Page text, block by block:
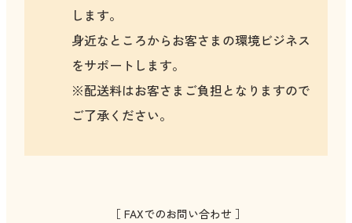
します。
身近なところからお客さまの環境ビジネス
をサポートします。
※配送料はお客さまご負担となりますので
ご了承ください。
［ FAXでのお問い合わせ ］